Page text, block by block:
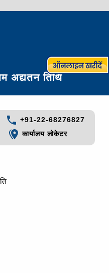
अद्यतन तिथि
+91-22-68276827
कार्यालय लोकेटर